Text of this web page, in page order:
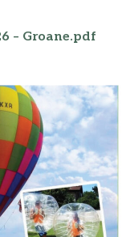
– Groane.pdf